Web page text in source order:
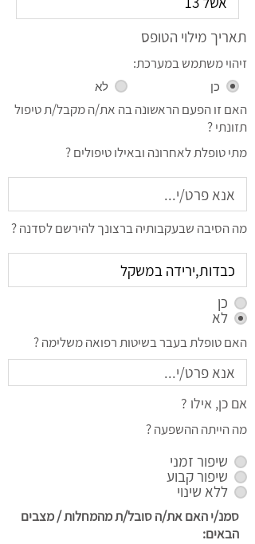
תאריך מילוי הטופס
זיהוי משתמש במערכת:
כן לא
האם זו הפעם הראשונה בה את/ה מקבל/ת טיפול
תזונתי ?
מתי טופלת לאחרונה ובאילו טיפולים ?
מה הסיבה שבעקבותיה ברצונך להירשם לסדנה ?
כן
לא
האם טופלת בעבר בשיטות רפואה משלימה ?
אם כן, אילו ?
מה הייתה ההשפעה ?
שיפור זמני
שיפור קבוע
ללא שינוי
סמנ/י האם את/ה סובל/ת מהמחלות / מצבים
הבאים: